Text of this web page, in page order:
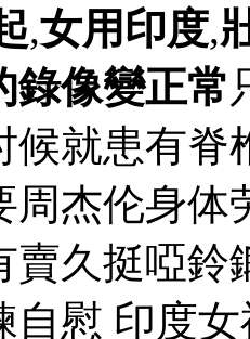
,女用印度,
錄像變正常
候就患有
周杰伦身体
賣久挺啞鈴
自慰 印度